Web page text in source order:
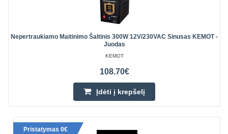
Nepertraukiamo Maitinimo Šaltinis 300W 12V/230VAC Sinusas KEMOT -
Juodas
KEMOT
108.70€
Įdėti į krepšelį
Pristatymas 0€